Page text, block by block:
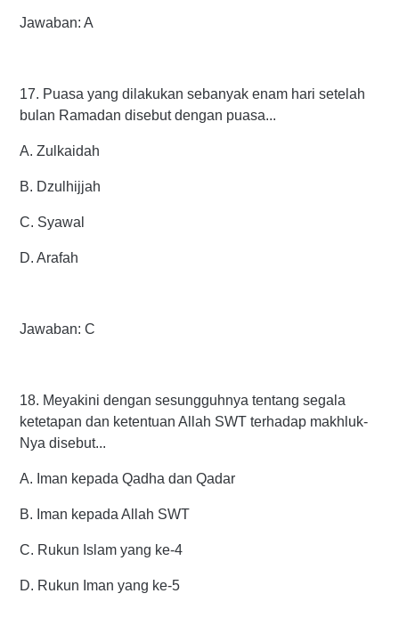
Jawaban: A
17. Puasa yang dilakukan sebanyak enam hari setelah
bulan Ramadan disebut dengan puasa...
A. Zulkaidah
B. Dzulhijjah
C. Syawal
D. Arafah
Jawaban: C
18. Meyakini dengan sesungguhnya tentang segala
ketetapan dan ketentuan Allah SWT terhadap makhluk-
Nya disebut...
A. Iman kepada Qadha dan Qadar
B. Iman kepada Allah SWT
C. Rukun Islam yang ke-4
D. Rukun Iman yang ke-5